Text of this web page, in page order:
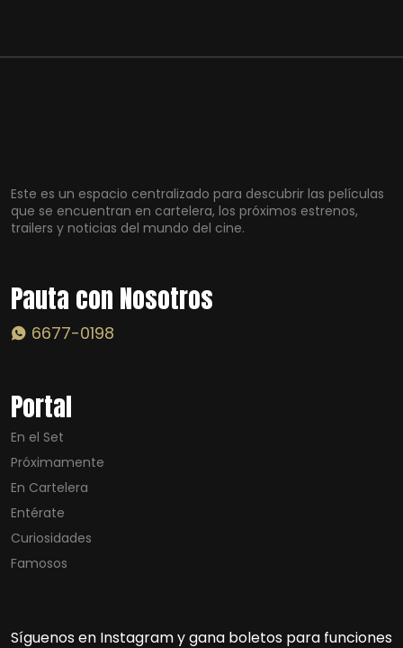
Este es un espacio centralizado para descubrir las películas
que se encuentran en cartelera, los próximos estrenos,
trailers y noticias del mundo del cine.
Pauta con Nosotros
6677-0198
Portal
En el Set
Próximamente
En Cartelera
Entérate
Curiosidades
Famosos
Síguenos en Instagram y gana boletos para funciones